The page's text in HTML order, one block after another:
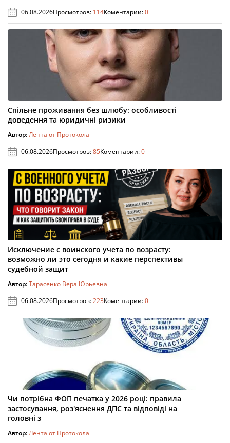
06.08.2026Просмотров: 114Коментарии:0
Спільне проживання без шлюбу: особливості
доведення та юридичні ризики
Автор:Лента от Протокола
06.08.2026Просмотров:85Коментарии:0
Исключение с воинского учета по возрасту:
возможно ли это сегодня и какие перспективы
судебной защит
Автор:Тарасенко Вера Юрьевна
06.08.2026Просмотров:223Коментарии:0
Чи потрібна ФОП печатка у 2026 році: правила
застосування, роз'яснення ДПС та відповіді на
головні з
Автор:Лента от Протокола